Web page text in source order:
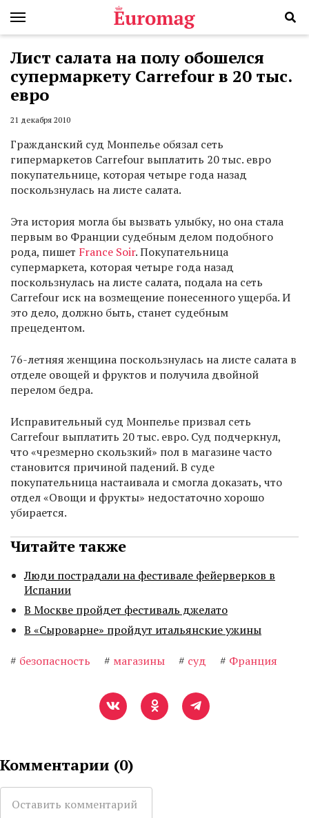
Лист салата на полу обошелся
супермаркету Carrefour в 20 тыс.
евро
21 декабря 2010
Гражданский суд Монпелье обязал сеть
гипермаркетов Carrefour выплатить 20 тыс. евро
покупательнице, которая четыре года назад
поскользнулась на листе салата.
Эта история могла бы вызвать улыбку, но она стала
первым во Франции судебным делом подобного
рода, пишет France Soir. Покупательница
супермаркета, которая четыре года назад
поскользнулась на листе салата, подала на сеть
Carrefour иск на возмещение понесенного ущерба. И
это дело, должно быть, станет судебным
прецедентом.
76-летняя женщина поскользнулась на листе салата в
отделе овощей и фруктов и получила двойной
перелом бедра.
Исправительный суд Монпелье призвал сеть
Carrefour выплатить 20 тыс. евро. Суд подчеркнул,
что «чрезмерно скользкий» пол в магазине часто
становится причиной падений. В суде
покупательница настаивала и смогла доказать, что
отдел «Овощи и фрукты» недостаточно хорошо
убирается.
Читайте также
Люди пострадали на фестивале фейерверков в
Испании
В Москве пройдет фестиваль джелато
В «Сыроварне» пройдут итальянские ужины
# безопасность # магазины # суд # Франция
Комментарии (0)